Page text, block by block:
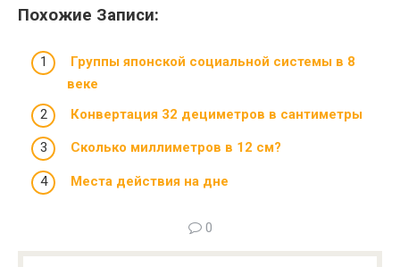
Похожие Записи:
Группы японской социальной системы в 8
веке
Конвертация 32 дециметров в сантиметры
Сколько миллиметров в 12 см?
Места действия на дне
0